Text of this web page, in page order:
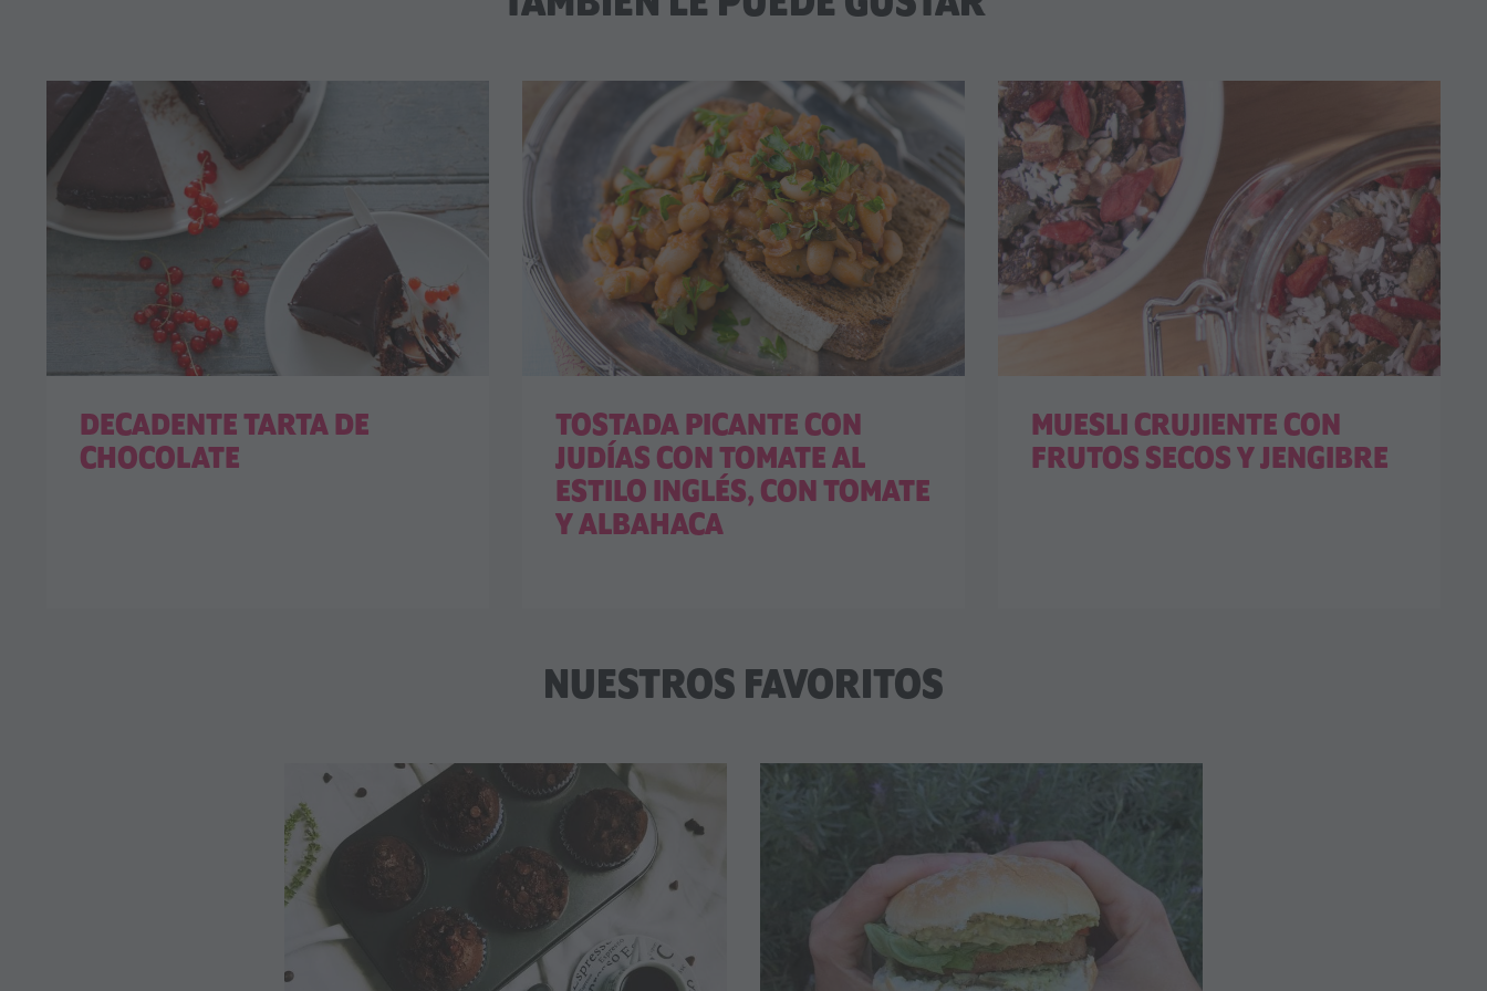
DECADENTE TARTA DE
CHOCOLATE
TOSTADA PICANTE CON
JUDÍAS CON TOMATE AL
ESTILO INGLÉS, CON TOMATE
Y ALBAHACA
MUESLI CRUJIENTE CON
FRUTOS SECOS Y JENGIBRE
NUESTROS FAVORITOS